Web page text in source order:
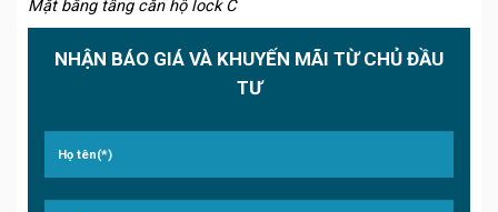
Mặt bằng tầng căn hộ lock C
NHẬN BÁO GIÁ VÀ KHUYẾN MÃI TỪ CHỦ ĐẦU
TƯ